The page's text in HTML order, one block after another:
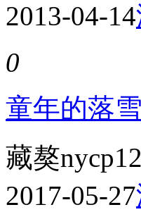
2013-04-14
0
童年的落雪
藏獒
2017-05-27